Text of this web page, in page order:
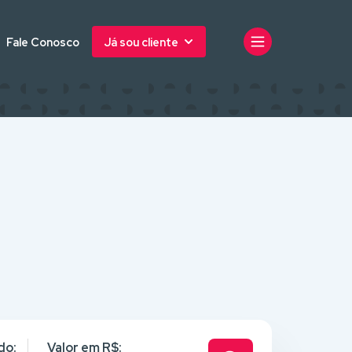
Fale Conosco Já sou cliente
Valor em R$: